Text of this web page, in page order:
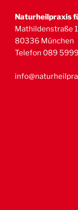
Naturheilpraxis
Mathildenstraße
80336 München
Telefon 089